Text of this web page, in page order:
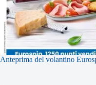
Anteprima del volantino